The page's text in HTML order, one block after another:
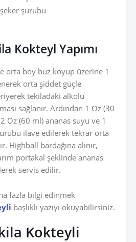
şurubu
Kokteyl Yapımı
orta boy buz koyup üzerine 1
orta şiddet güçle
tekiladaki alkolü
sağlanır. Ardından 1 Oz (30
Oz (60 ml) ananas suyu ve 1
ilave edilerek tekrar orta
Highball bardağına alınır,
portakal şeklinde ananas
servis edilir.
fazla bilgi edinmek
başlıklı yazıyı okuyabilirsiniz.
Kokteyli